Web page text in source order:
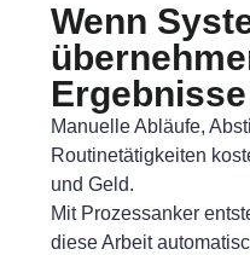
Wenn
Manuelle Abläufe,
Routinetätigkeiten
und Geld.
Mit Prozessanker
diese Arbeit